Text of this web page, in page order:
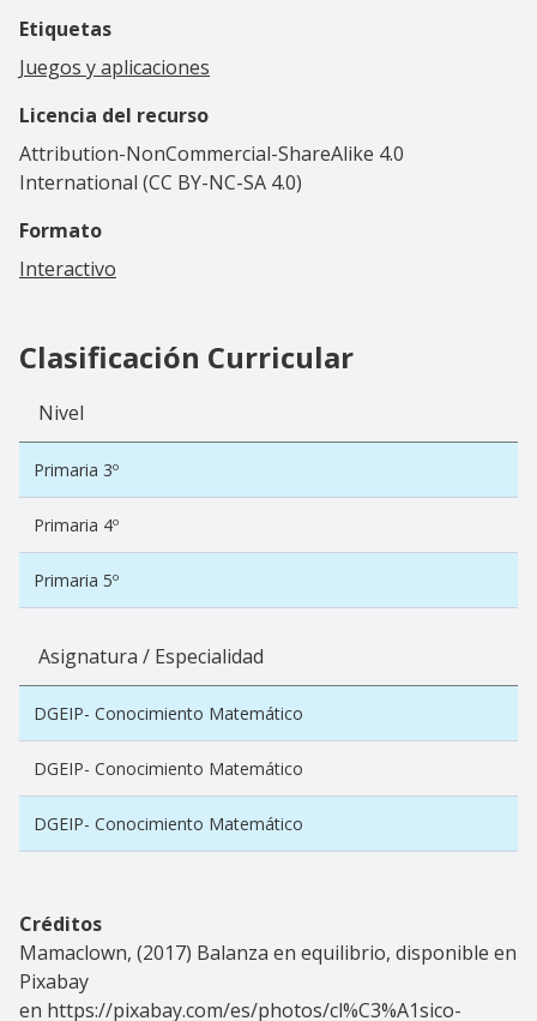
Etiquetas
Juegos y aplicaciones
Licencia del recurso
Attribution-NonCommercial-ShareAlike 4.0
International (CC BY-NC-SA 4.0)
Formato
Interactivo
Clasificación Curricular
Nivel
Primaria 3º
Primaria 4º
Primaria 5º
Asignatura / Especialidad
DGEIP- Conocimiento Matemático
DGEIP- Conocimiento Matemático
DGEIP- Conocimiento Matemático
Créditos
Mamaclown, (2017) Balanza en equilibrio, disponible en
Pixabay
en https://pixabay.com/es/photos/cl%C3%A1sico-